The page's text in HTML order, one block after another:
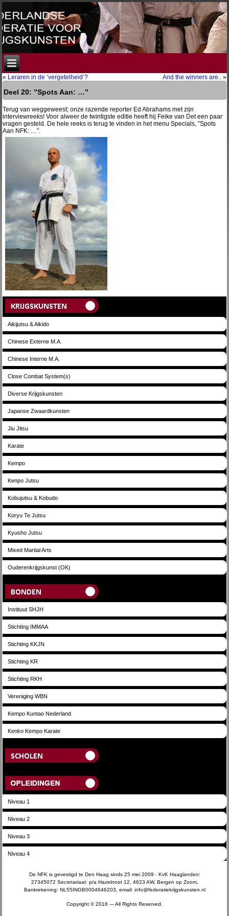
« Leraren in de ‘vergetelheid’? And the winners are..»
Deel 20: ”Spots Aan: …”
Terug van weggeweest; onze razende reporter Ed Abrahams met zijn
interviewreeks! Voor alweer de twintigste editie heeft hij Feike van Det een paar
vragen gesteld. De hele reeks is terug te vinden in het menu Specials, ”Spots
Aan NFK: …”.
Aikijutsu & Aikido
Chinese Externe M.A.
Chinese Interne M.A.
Close Combat System(s)
Diverse Krijgskunsten
Japanse Zwaardkunsten
Jiu Jitsu
Karate
Kempo
Kenpo Jutsu
Kobujutsu & Kobudo
Koryu Te Jutsu
Kyusho Jutsu
Mixed Martial Arts
Ouderenkrijgskunst (OK)
Instituut SHJH
Stichting IMMAA
Stichting KKJN
Stichting KR
Stichting RKH
Vereniging WBN
Kempo Kuntao Nederland
Kenko Kempo Karate
Niveau 1
Niveau 2
Niveau 3
Niveau 4
De NFK is gevestigd te Den Haag sinds 25 mei 2009 - KvK Haaglanden:
27345072 Secretariaat: p/a Hazelnoot 12, 4623 AW, Bergen op Zoom,
Bankrekening: NL55INGB0004646203, email: info@federatiekrijgskunsten.nl
Copyright © 2016 --- All Rights Reserved.